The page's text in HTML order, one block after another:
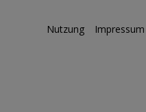
Nutzung Impressum